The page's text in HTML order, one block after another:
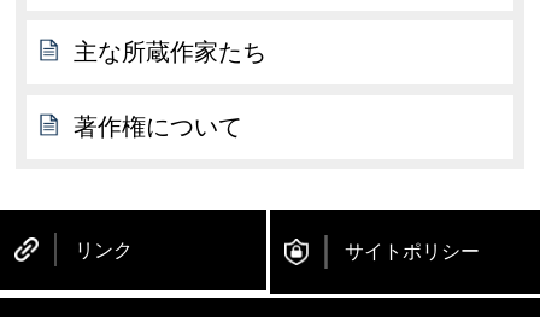
主な所蔵作家たち
著作権について
リンク サイトポリシー